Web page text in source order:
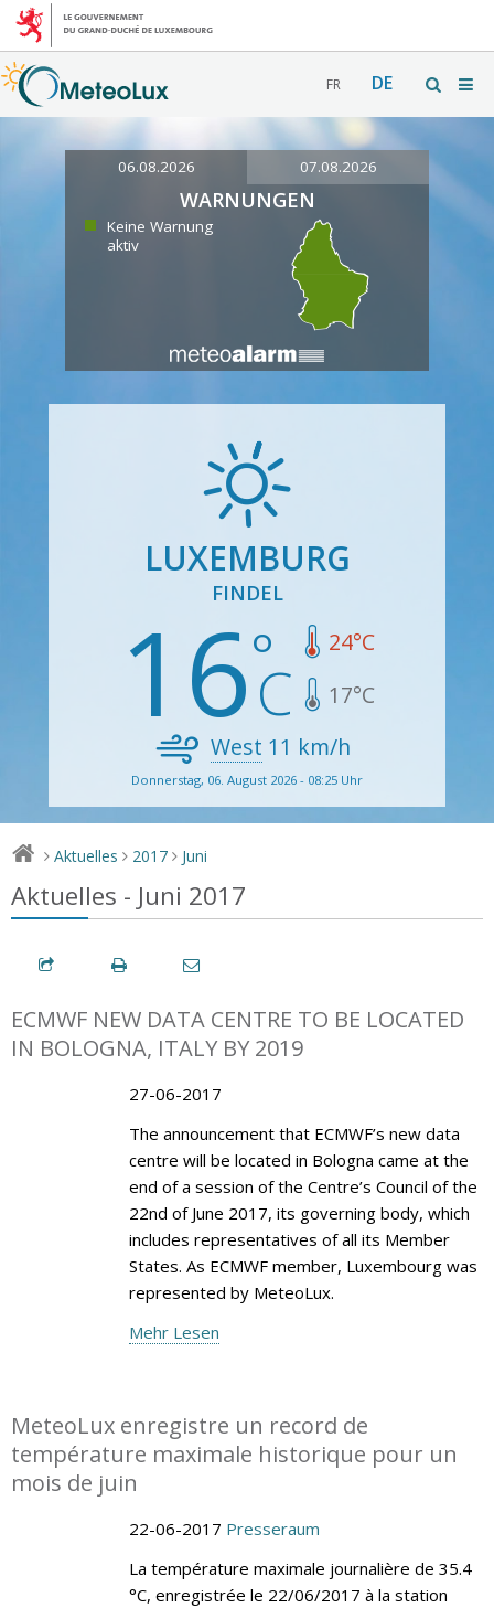
FR DE
06.08.2026 07.08.2026
WARNUNGEN
Keine Warnung
aktiv
LUXEMBURG
FINDEL
16 24°C
17°C
West 11 km/h
Donnerstag, 06. August 2026 - 08:25 Uhr
> Aktuelles > 2017 > Juni
Aktuelles - Juni 2017
ECMWF NEW DATA CENTRE TO BE LOCATED
IN BOLOGNA, ITALY BY 2019
27-06-2017
The announcement that ECMWF’s new data
centre will be located in Bologna came at the
end of a session of the Centre’s Council of the
22nd of June 2017, its governing body, which
includes representatives of all its Member
States. As ECMWF member, Luxembourg was
represented by MeteoLux.
Mehr Lesen
MeteoLux enregistre un record de
température maximale historique pour un
mois de juin
22-06-2017 Presseraum
La température maximale journalière de 35.4
°C, enregistrée le 22/06/2017 à la station